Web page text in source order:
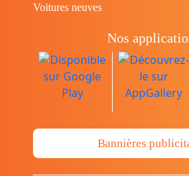
Voitures neuves
Nos
Bannières